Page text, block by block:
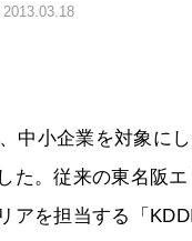
2013.03.18
中小企業を対象に
た。従来の東名阪
アを担当する「